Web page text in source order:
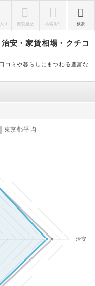
り 閲覧履歴 検索条件 検索
安・家賃相場・クチコ
コミや暮らしにまつわる豊富な